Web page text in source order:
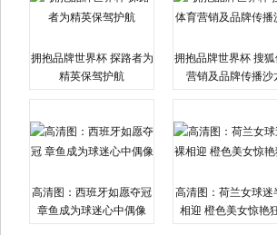
拥抱品牌世界杯 探路者为
精英保驾护航
拥抱品牌世界杯 搜
营销及品牌传播沙
高清图：西班牙如愿夺冠
章鱼成为球迷心中偶像
高清图：荷兰女球迷
相迎 橙色美女惊艳